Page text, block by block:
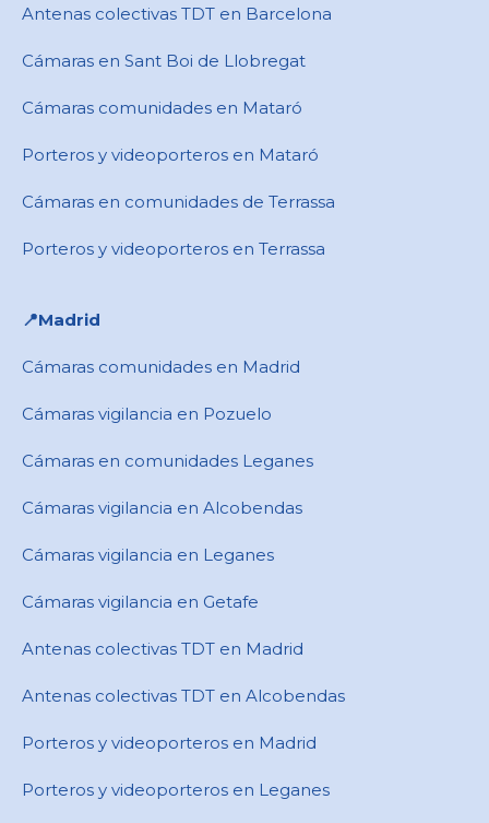
Antenas colectivas TDT en Barcelona
Cámaras en ​Sant Boi de Llobregat
Cámaras comunidades en Mataró
Porteros y videoporteros en Mataró
Cámaras en comunidades de Terrassa
Porteros y videoporteros en Terrassa
📍​Madrid
Cámaras comunidades en Madrid
Cámaras vigilancia en Pozuelo
Cámaras en comunidades Leganes
Cámaras vigilancia en Alcobendas
Cámaras vigilancia en Leganes
Cámaras vigilancia en Getafe
Antenas colectivas TDT en Madrid
Antenas colectivas TDT en Alcobendas
Porteros y videoporteros en Madrid
Porteros y videoporteros en Leganes